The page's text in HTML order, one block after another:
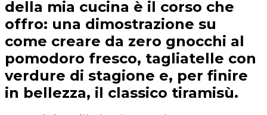
della mia cucina è il corso che
offro: una dimostrazione su
come creare da zero gnocchi al
pomodoro fresco, tagliatelle con
verdure di stagione e, per finire
in bellezza, il classico tiramisù.